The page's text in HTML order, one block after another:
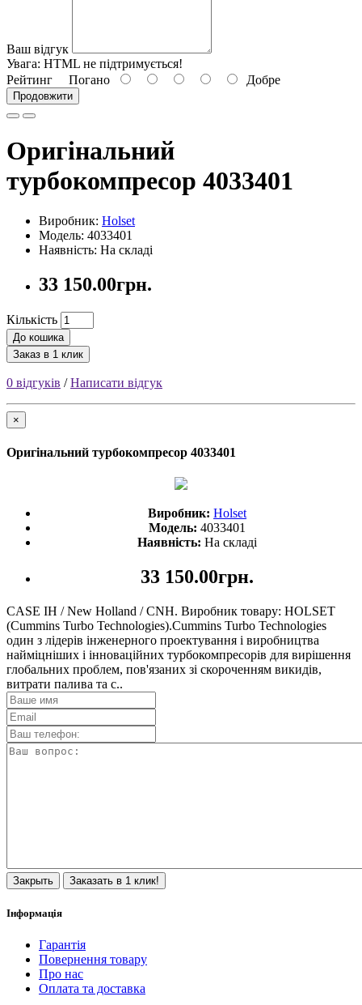
Ваш відгук
Увага: HTML не підтримується!
Рейтинг Погано Добре
Продовжити
Оригінальний
турбокомпресор 4033401
Виробник: Holset
Модель: 4033401
Наявність: На складі
33 150.00грн.
Кількість
До кошика
Заказ в 1 клик
0 відгуків /Написати відгук
×
Оригінальний турбокомпресор 4033401
Виробник: Holset
Модель: 4033401
Наявність: На складі
33 150.00грн.
CASE IH / New Holland / CNH. Виробник товару: HOLSET
(Cummins Turbo Technologies).Cummins Turbo Technologies
один з лідерів інженерного проектування і виробництва
найміцніших і інноваційних турбокомпресорів для вирішення
глобальних проблем, пов'язаних зі скороченням викидів,
витрати палива та с..
Закрыть Заказать в 1 клик!
Інформація
Гарантія
Повернення товару
Про нас
Оплата та доставка